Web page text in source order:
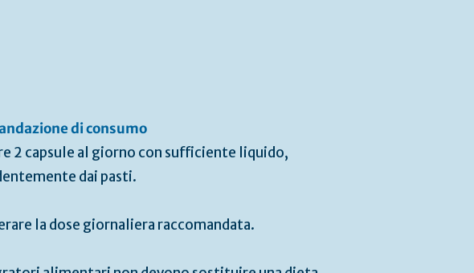
di consumo
2 capsule al giorno con sufficiente liquido,
dai pasti.
la dose giornaliera raccomandata.